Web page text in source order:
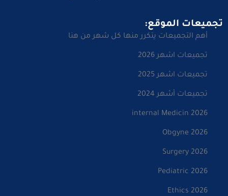
تجميعات الموقع:
أهم التجميعات يتكرر منها كل شهر من هنا
تجميعات اشهر 2026
تجميعات اشهر 2025
تجميعات أشهر 2024
internal Medicin 2026
Obgyne 2026
Surgery 2026
Pediatric 2026
Ethics 2026